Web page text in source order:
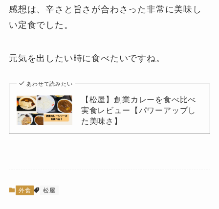
感想は、辛さと旨さが合わさった非常に美味し
い定食でした。
元気を出したい時に食べたいですね。
あわせて読みたい
【松屋】創業カレーを食べ比べ
実食レビュー【パワーアップし
た美味さ】
外食 松屋